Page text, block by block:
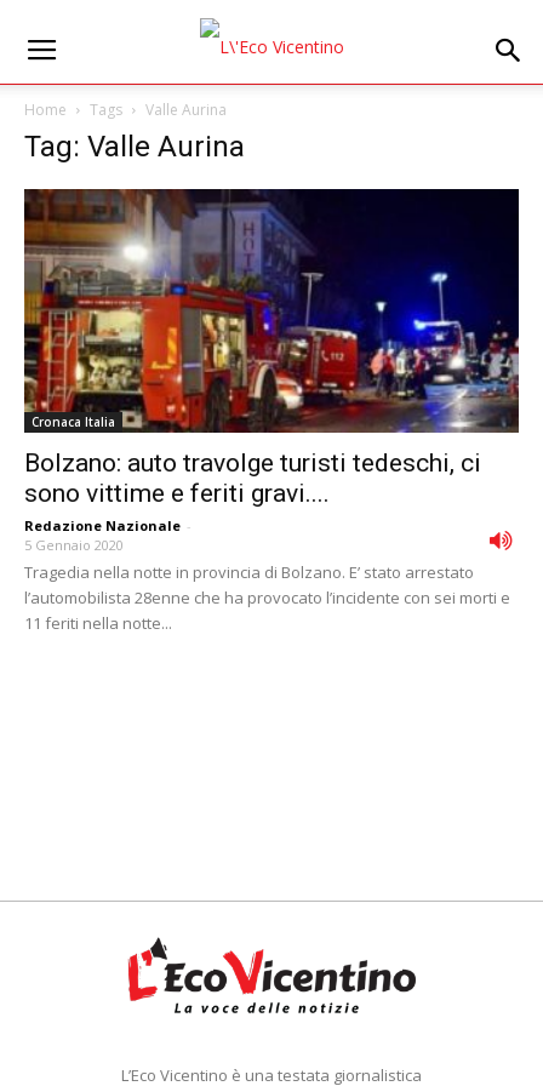
Home Tags Valle Aurina
Tag: Valle Aurina
Cronaca Italia
Bolzano: auto travolge turisti tedeschi, ci
sono vittime e feriti gravi....
Redazione Nazionale -
5 Gennaio 2020
Tragedia nella notte in provincia di Bolzano. E’ stato arrestato
l’automobilista 28enne che ha provocato l’incidente con sei morti e
11 feriti nella notte...
L’Eco Vicentino è una testata giornalistica